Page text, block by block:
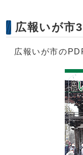
広報いが市
広報いが市の